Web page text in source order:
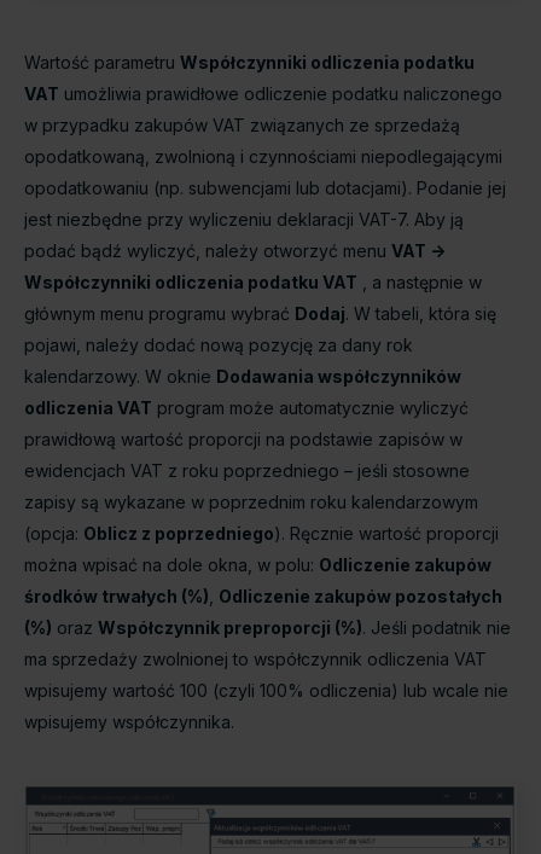
Wartość parametru Współczynniki odliczenia podatku
VAT umożliwia prawidłowe odliczenie podatku naliczonego
w przypadku zakupów VAT związanych ze sprzedażą
opodatkowaną, zwolnioną i czynnościami niepodlegającymi
opodatkowaniu (np. subwencjami lub dotacjami). Podanie jej
jest niezbędne przy wyliczeniu deklaracji VAT-7. Aby ją
podać bądź wyliczyć, należy otworzyć menu VAT ->
Współczynniki odliczenia podatku VAT , a następnie w
głównym menu programu wybrać Dodaj. W tabeli, która się
pojawi, należy dodać nową pozycję za dany rok
kalendarzowy. W oknie Dodawania współczynników
odliczenia VAT program może automatycznie wyliczyć
prawidłową wartość proporcji na podstawie zapisów w
ewidencjach VAT z roku poprzedniego – jeśli stosowne
zapisy są wykazane w poprzednim roku kalendarzowym
(opcja: Oblicz z poprzedniego). Ręcznie wartość proporcji
można wpisać na dole okna, w polu: Odliczenie zakupów
środków trwałych (%) Odliczenie zakupów pozostałych
(%) oraz Współczynnik preproporcji (%). Jeśli podatnik nie
ma sprzedaży zwolnionej to współczynnik odliczenia VAT
wpisujemy wartość 100 (czyli 100% odliczenia) lub wcale nie
wpisujemy współczynnika.